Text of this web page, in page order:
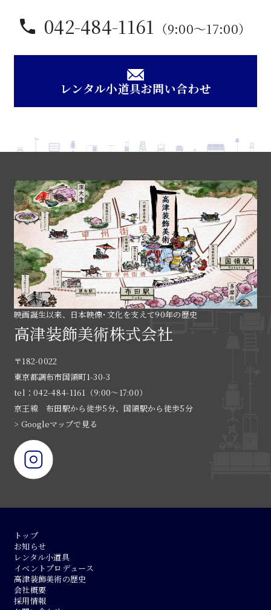
042-484-1161 （9:00〜17:00）
レンタル小道具お問い合わせ
映画誕生以来、日本映像･文化を支えて90年の歴史
高津装飾美術株式会社
〒182-0022
東京都調布市国領町1-30-3
tel：042-484-1161（9:00〜17:00）
京王線 布田駅から徒歩5分、国領駅から徒歩5分
> Googleマップで見る
トップ
お知らせ
レンタル小道具
イベントプロデュース
高津装飾美術の歴史
会社概要
採用情報